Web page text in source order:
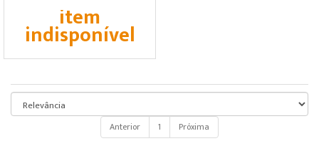
item
indisponível
Anterior 1 Próxima